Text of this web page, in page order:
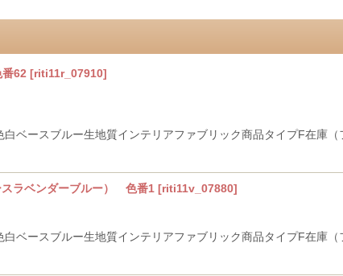
62 [riti11r_07910]
ベースブルー生地質インテリアファブリック商品タイプF在庫
スラベンダーブルー） 色番1 [riti11v_07880]
ベースブルー生地質インテリアファブリック商品タイプF在庫